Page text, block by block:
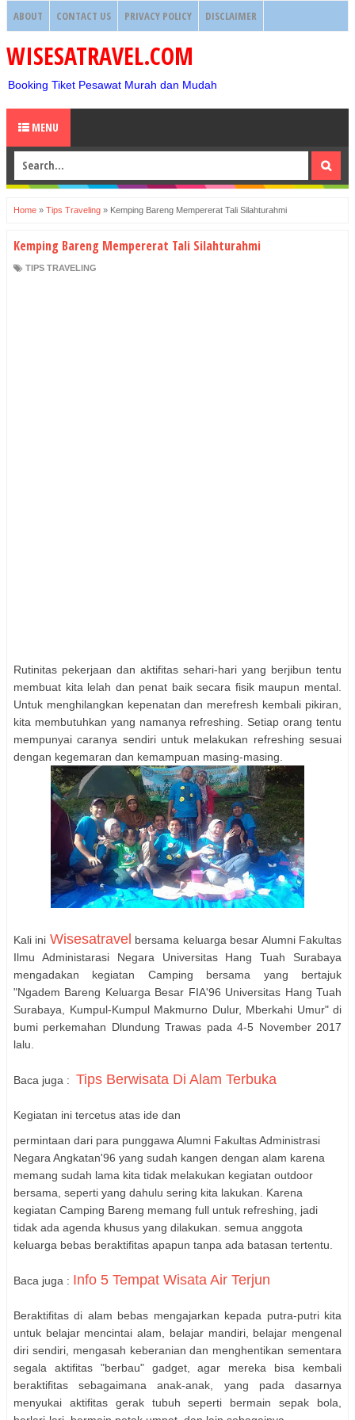
ABOUT CONTACT US PRIVACY POLICY DISCLAIMER
WISESATRAVEL.COM
Booking Tiket Pesawat Murah dan Mudah
MENU
Home » Tips Traveling » Kemping Bareng Mempererat Tali Silahturahmi
Kemping Bareng Mempererat Tali Silahturahmi
TIPS TRAVELING
Rutinitas pekerjaan dan aktifitas sehari-hari yang berjibun tentu
membuat kita lelah dan penat baik secara fisik maupun mental.
Untuk menghilangkan kepenatan dan merefresh kembali pikiran,
kita membutuhkan yang namanya refreshing. Setiap orang tentu
mempunyai caranya sendiri untuk melakukan refreshing sesuai
dengan kegemaran dan kemampuan masing-masing.
Kali ini Wisesatravel bersama keluarga besar Alumni Fakultas
Ilmu Administarasi Negara Universitas Hang Tuah Surabaya
mengadakan kegiatan Camping bersama yang bertajuk
"Ngadem Bareng Keluarga Besar FIA'96 Universitas Hang Tuah
Surabaya, Kumpul-Kumpul Makmurno Dulur, Mberkahi Umur" di
bumi perkemahan Dlundung Trawas pada 4-5 November 2017
lalu.
Baca juga : Tips Berwisata Di Alam Terbuka
Kegiatan ini tercetus atas ide dan
permintaan dari para punggawa Alumni Fakultas Administrasi
Negara Angkatan'96 yang sudah kangen dengan alam karena
memang sudah lama kita tidak melakukan kegiatan outdoor
bersama, seperti yang dahulu sering kita lakukan. Karena
kegiatan Camping Bareng memang full untuk refreshing, jadi
tidak ada agenda khusus yang dilakukan. semua anggota
keluarga bebas beraktifitas apapun tanpa ada batasan tertentu.
Baca juga : Info 5 Tempat Wisata Air Terjun
Beraktifitas di alam bebas mengajarkan kepada putra-putri kita
untuk belajar mencintai alam, belajar mandiri, belajar mengenal
diri sendiri, mengasah keberanian dan menghentikan sementara
segala aktifitas "berbau" gadget, agar mereka bisa kembali
beraktifitas sebagaimana anak-anak, yang pada dasarnya
menyukai aktifitas gerak tubuh seperti bermain sepak bola,